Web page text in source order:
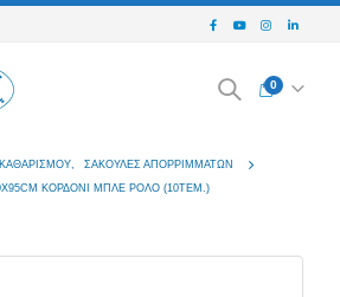
0
ΣΑΚΟΎΛΕΣ ΑΠΟΡΡΙΜΜΆΤΩΝ
ΚΟΡΔΟΝΙ ΜΠΛΕ ΡΟΛΟ (10ΤΕΜ.)